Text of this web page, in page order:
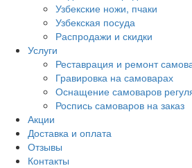
Узбекские ножи, пчаки
Узбекская посуда
Распродажи и скидки
Услуги
Реставрация и ремонт
Гравировка на самоварах
Оснащение самоваров
Роспись самоваров на заказ
Акции
Доставка и оплата
Отзывы
Контакты